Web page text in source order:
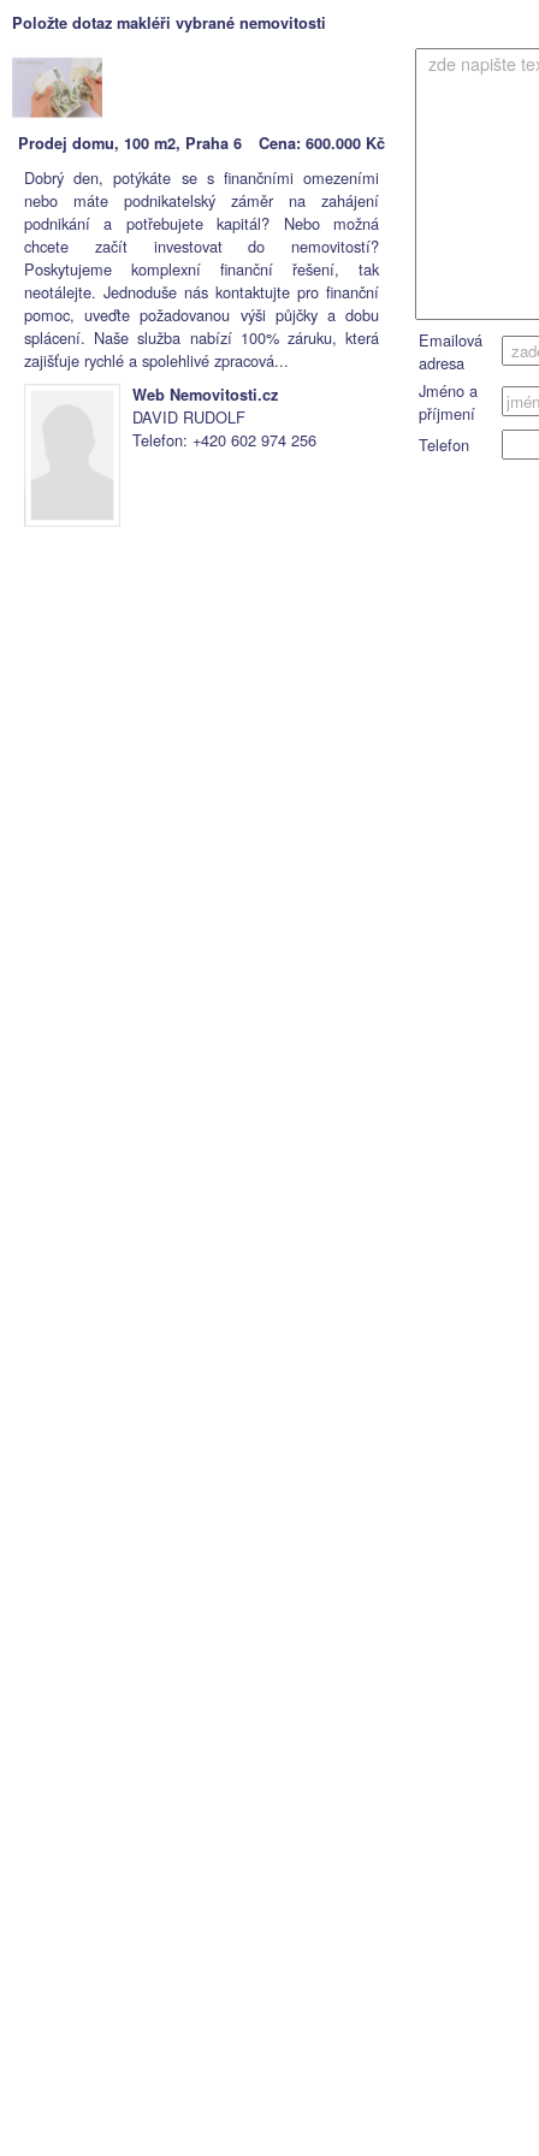
Položte dotaz makléři vybrané nemovitosti
Prodej domu, 100 m2, Praha 6 Cena: 600.000 Kč
Dobrý den, potýkáte se s finančními omezeními
nebo máte podnikatelský záměr na zahájení
podnikání a potřebujete kapitál? Nebo možná
chcete začít investovat do nemovitostí?
Poskytujeme komplexní finanční řešení, tak
neotálejte. Jednoduše nás kontaktujte pro finanční
pomoc, uveďte požadovanou výši půjčky a dobu
splácení. Naše služba nabízí 100% záruku, která
zajišťuje rychlé a spolehlivé zpracová...
Web Nemovitosti.cz
DAVID RUDOLF
Telefon: +420 602 974 256
Emailová
adresa
Jméno a
příjmení
Telefon